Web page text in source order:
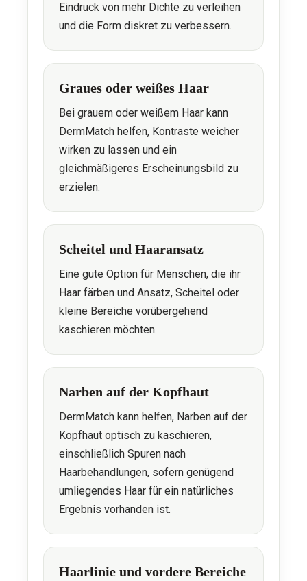
Eindruck von mehr Dichte zu verleihen
und die Form diskret zu verbessern.
Graues oder weißes Haar
Bei grauem oder weißem Haar kann
DermMatch helfen, Kontraste weicher
wirken zu lassen und ein
gleichmäßigeres Erscheinungsbild zu
erzielen.
Scheitel und Haaransatz
Eine gute Option für Menschen, die ihr
Haar färben und Ansatz, Scheitel oder
kleine Bereiche vorübergehend
kaschieren möchten.
Narben auf der Kopfhaut
DermMatch kann helfen, Narben auf der
Kopfhaut optisch zu kaschieren,
einschließlich Spuren nach
Haarbehandlungen, sofern genügend
umliegendes Haar für ein natürliches
Ergebnis vorhanden ist.
Haarlinie und vordere Bereiche